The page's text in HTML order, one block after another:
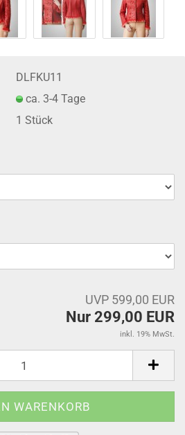
DLFKU11
ca. 3-4 Tage
1Stück
UVP 599,00 EUR
Nur 299,00 EUR
inkl. 19% MwSt.